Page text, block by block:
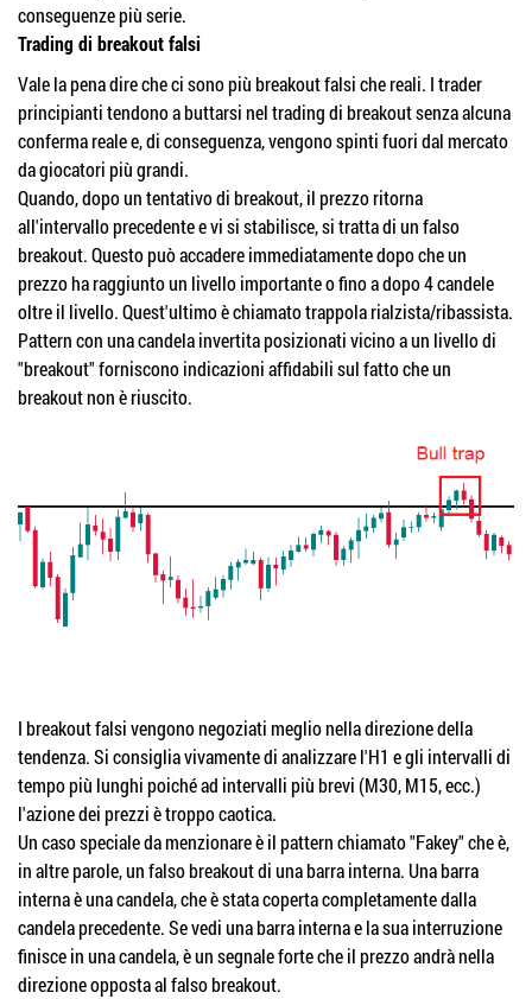
conseguenze più serie.
Trading di breakout falsi
Vale la pena dire che ci sono più breakout falsi che reali. I trader
principianti tendono a buttarsi nel trading di breakout senza alcuna
conferma reale e, di conseguenza, vengono spinti fuori dal mercato
da giocatori più grandi.
Quando, dopo un tentativo di breakout, il prezzo ritorna
all'intervallo precedente e vi si stabilisce, si tratta di un falso
breakout. Questo può accadere immediatamente dopo che un
prezzo ha raggiunto un livello importante o fino a dopo 4 candele
oltre il livello. Quest'ultimo è chiamato trappola rialzista/ribassista.
Pattern con una candela invertita posizionati vicino a un livello di
"breakout" forniscono indicazioni affidabili sul fatto che un
breakout non è riuscito.
I breakout falsi vengono negoziati meglio nella direzione della
tendenza. Si consiglia vivamente di analizzare l'H1 e gli intervalli di
tempo più lunghi poiché ad intervalli più brevi (M30, M15, ecc.)
l'azione dei prezzi è troppo caotica.
Un caso speciale da menzionare è il pattern chiamato "Fakey" che è,
in altre parole, un falso breakout di una barra interna. Una barra
interna è una candela, che è stata coperta completamente dalla
candela precedente. Se vedi una barra interna e la sua interruzione
finisce in una candela, è un segnale forte che il prezzo andrà nella
direzione opposta al falso breakout.